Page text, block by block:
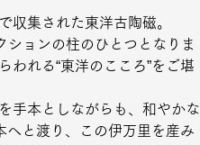
収集された東洋古陶磁。
ョンの柱のひとつとなりま
われる“東洋のこころ”をご堪
手本としながらも、和やかな
へと渡り、この伊万里を産み